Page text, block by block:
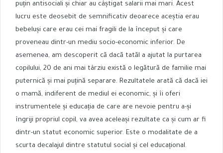
puțin antisociali și chiar au câștigat salarii mai mari. Acest
lucru este deosebit de semnificativ deoarece aceștia erau
bebeluși care erau cei mai fragili de la început și care
proveneau dintr-un mediu socio-economic inferior. De
asemenea, am descoperit că dacă tatăl a ajutat la purtarea
copilului, 20 de ani mai târziu există o legătură de familie mai
puternică și mai puțină separare. Rezultatele arată că dacă iei
o mamă, indiferent de mediul ei economic, și îi oferi
instrumentele și educația de care are nevoie pentru a-și
îngriji propriul copil, va avea aceleași rezultate ca și cum ar fi
dintr-un statut economic superior. Este o modalitate de a
scurta decalajul dintre statutul social și cel educațional.